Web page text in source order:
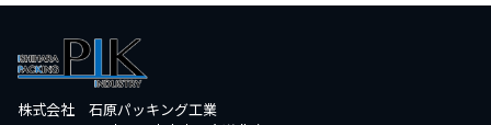
株式会社 石原パッキング工業